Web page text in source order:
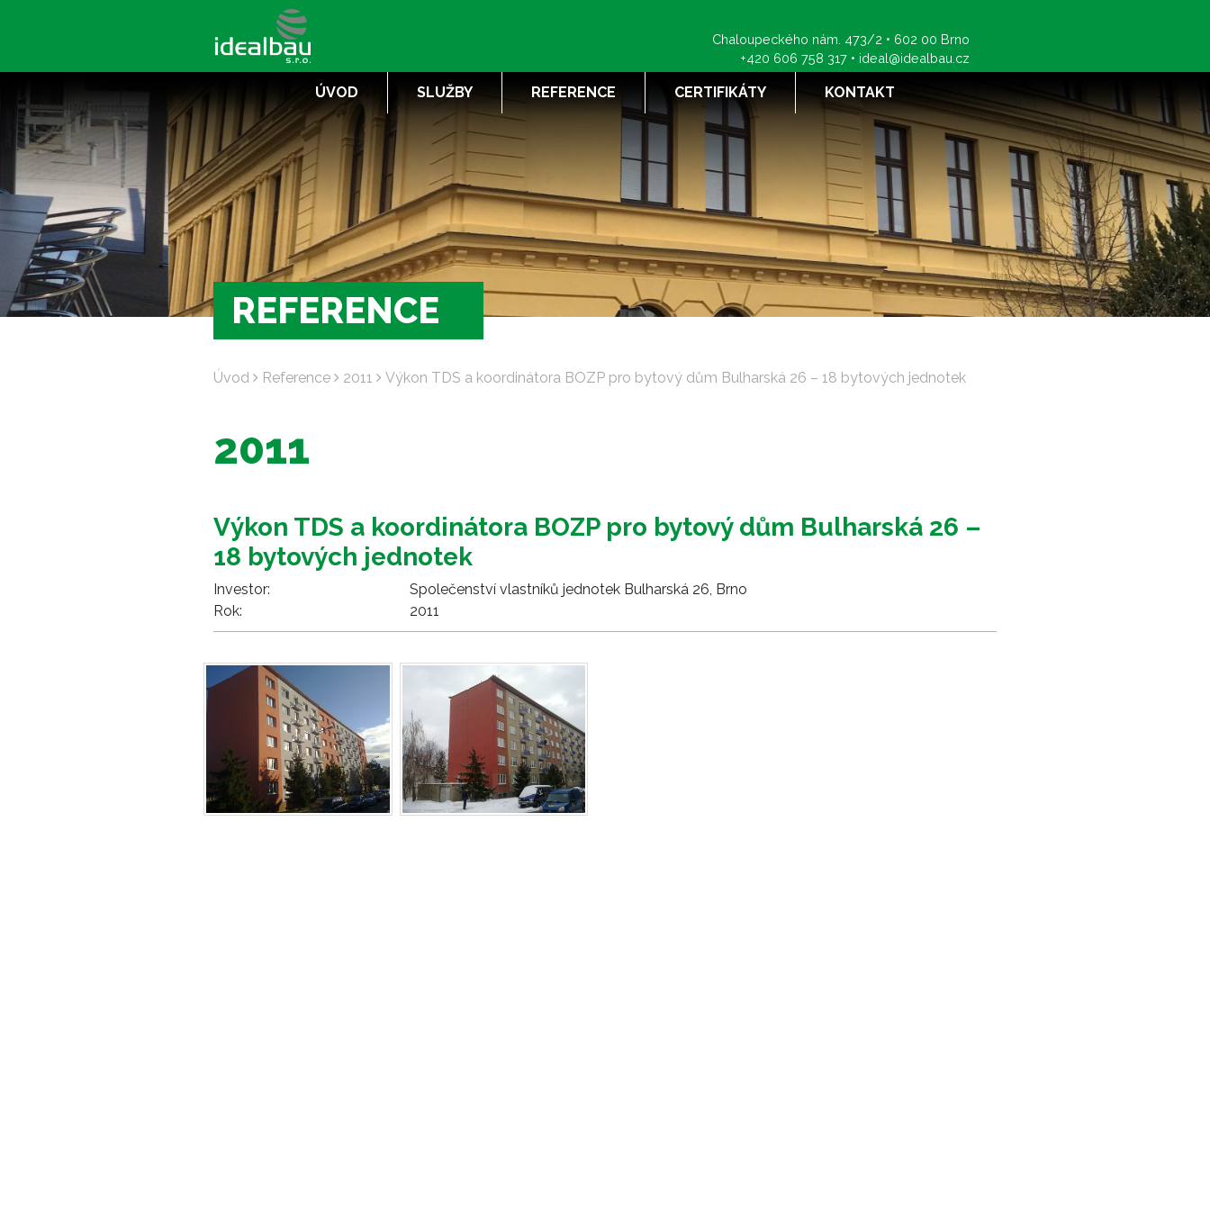
Chaloupeckého nám. 473/2 • 602 00 Brno
+420 606 758 317• ideal@idealbau.cz
ÚVOD SLUŽBY REFERENCE CERTIFIKÁTY KONTAKT
Úvod Reference 2011 Výkon TDS a koordinátora BOZP pro bytový dům Bulharská 26 – 18 bytových jednotek
REFERENCE
2011
Výkon TDS a koordinátora BOZP pro bytový dům Bulharská 26 –
18 bytových jednotek
Investor:
Společenství vlastníků jednotek Bulharská 26, Brno
Rok:
2011